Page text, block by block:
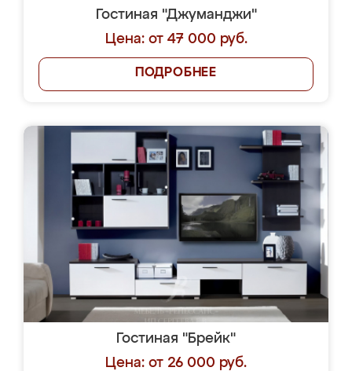
Гостиная "Джуманджи"
Цена: от 47 000 руб.
ПОДРОБНЕЕ
Гостиная "Брейк"
Цена: от 26 000 руб.